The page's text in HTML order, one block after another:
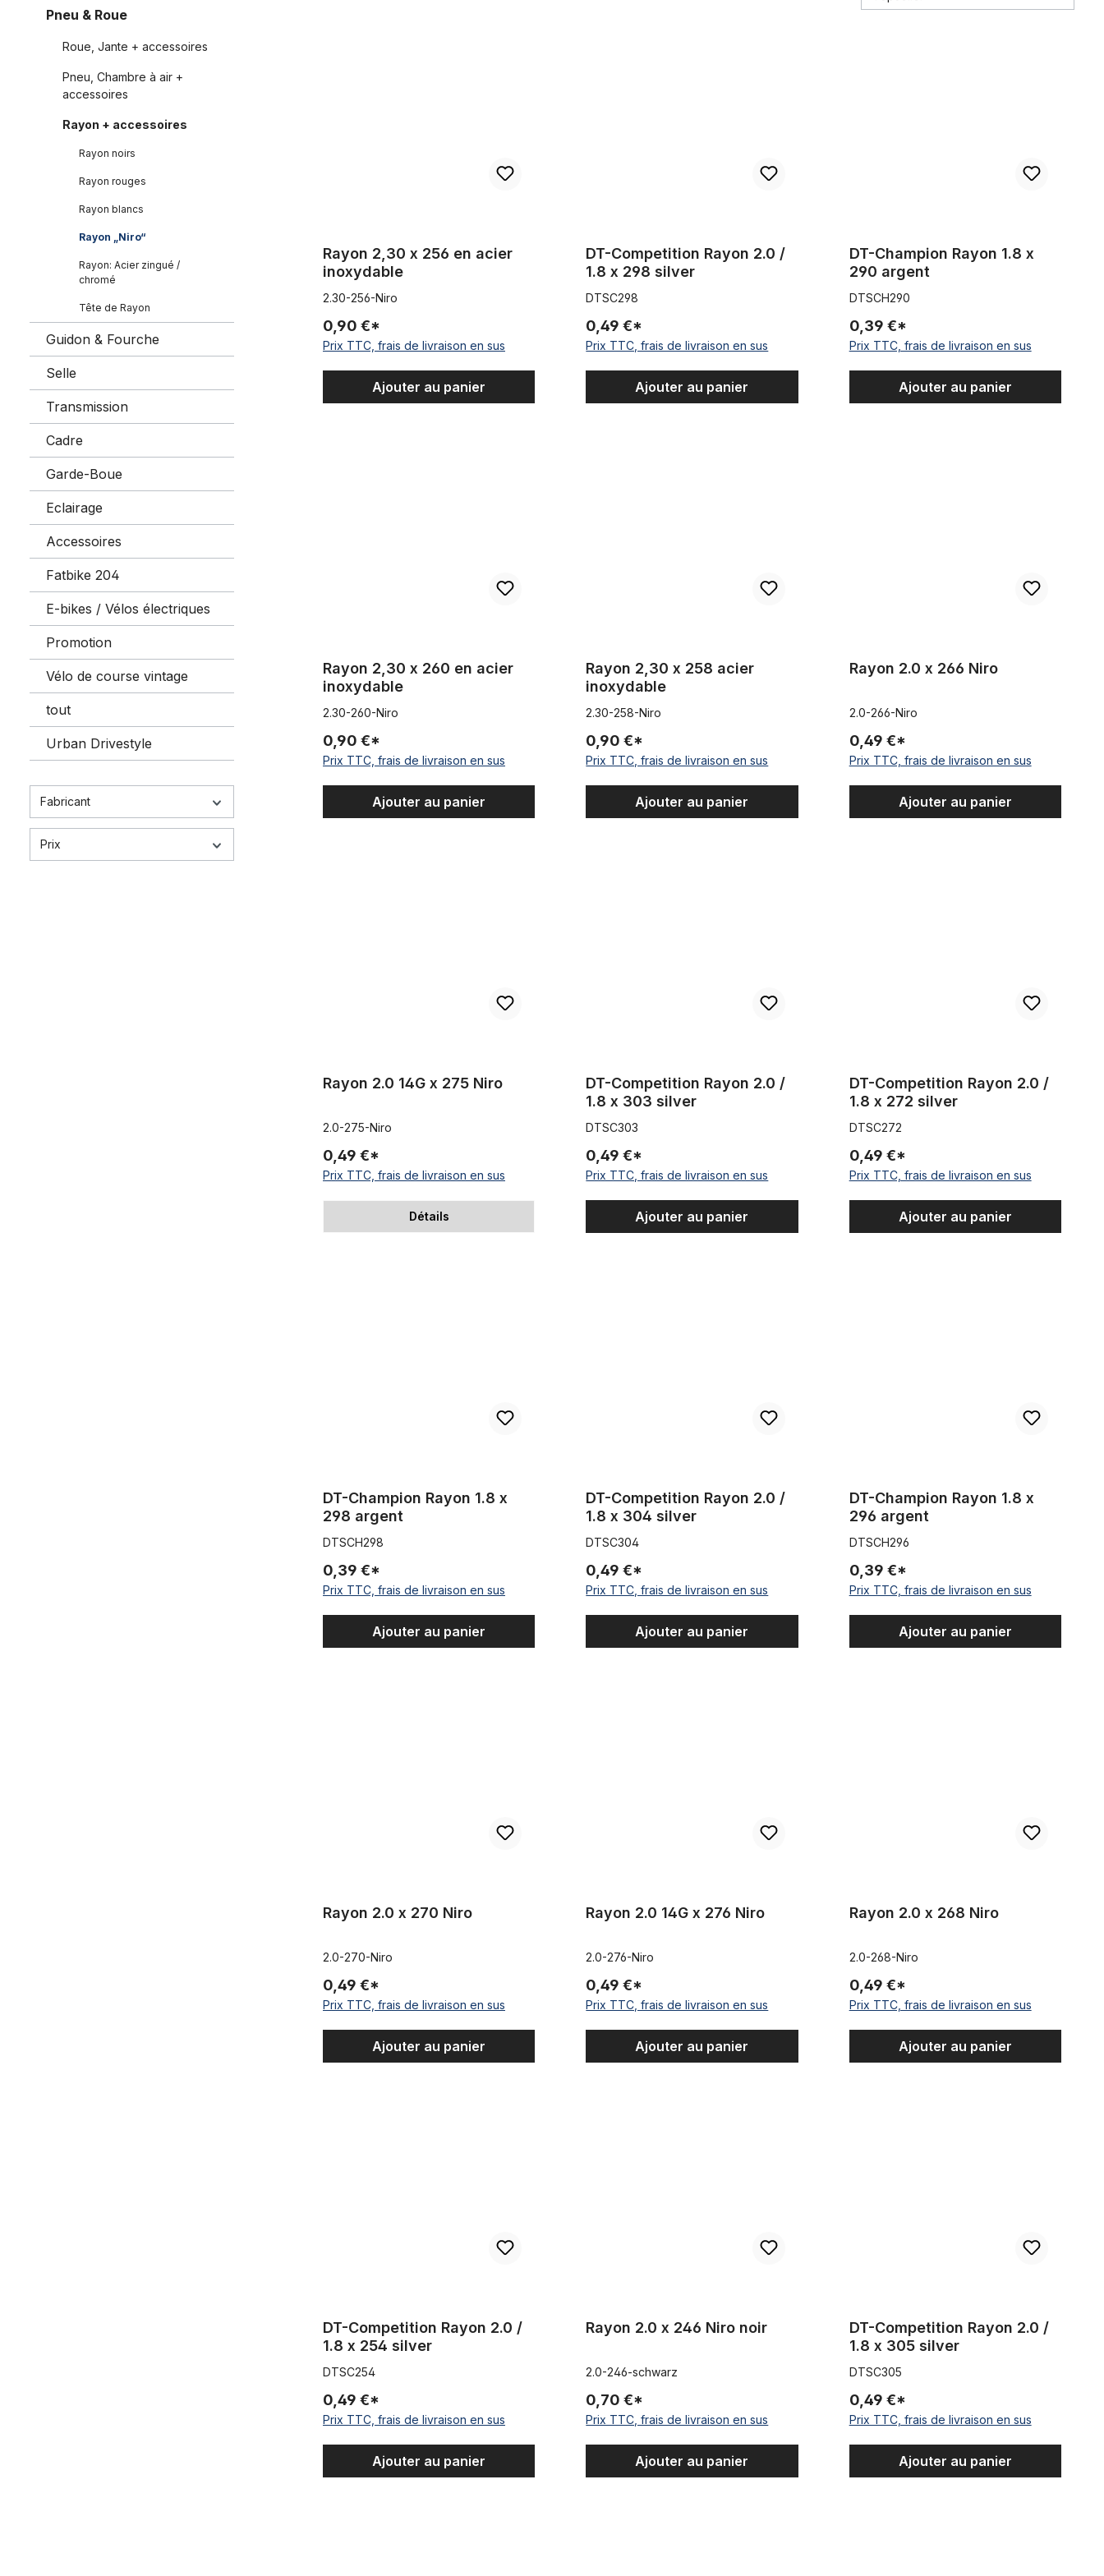
Pneu & Roue
Roue, Jante + accessoires
Pneu, Chambre à air +
accessoires
Rayon + accessoires
Rayon noirs
Rayon rouges
Rayon blancs
Rayon „Niro“
Rayon: Acier zingué /
chromé
Tête de Rayon
Guidon & Fourche
Selle
Transmission
Cadre
Garde-Boue
Eclairage
Accessoires
Fatbike 204
E-bikes / Vélos électriques
Promotion
Vélo de course vintage
tout
Urban Drivestyle
Fabricant
Prix
Rayon 2,30 x 256 en acier
inoxydable
2.30-256-Niro
0,90 €*
Prix TTC, frais de livraison en sus
Ajouter au panier
DT-Competition Rayon 2.0 /
1.8 x 298 silver
DTSC298
0,49 €*
Prix TTC, frais de livraison en sus
Ajouter au panier
DT-Champion Rayon 1.8 x
290 argent
DTSCH290
0,39 €*
Prix TTC, frais de livraison en sus
Ajouter au panier
Rayon 2,30 x 260 en acier
inoxydable
2.30-260-Niro
0,90 €*
Prix TTC, frais de livraison en sus
Ajouter au panier
Rayon 2,30 x 258 acier
inoxydable
2.30-258-Niro
0,90 €*
Prix TTC, frais de livraison en sus
Ajouter au panier
Rayon 2.0 x 266 Niro
2.0-266-Niro
0,49 €*
Prix TTC, frais de livraison en sus
Ajouter au panier
Rayon 2.0 14G x 275 Niro
2.0-275-Niro
0,49 €*
Prix TTC, frais de livraison en sus
Détails
DT-Competition Rayon 2.0 /
1.8 x 303 silver
DTSC303
0,49 €*
Prix TTC, frais de livraison en sus
Ajouter au panier
DT-Competition Rayon 2.0 /
1.8 x 272 silver
DTSC272
0,49 €*
Prix TTC, frais de livraison en sus
Ajouter au panier
DT-Champion Rayon 1.8 x
298 argent
DTSCH298
0,39 €*
Prix TTC, frais de livraison en sus
Ajouter au panier
DT-Competition Rayon 2.0 /
1.8 x 304 silver
DTSC304
0,49 €*
Prix TTC, frais de livraison en sus
Ajouter au panier
DT-Champion Rayon 1.8 x
296 argent
DTSCH296
0,39 €*
Prix TTC, frais de livraison en sus
Ajouter au panier
Rayon 2.0 x 270 Niro
2.0-270-Niro
0,49 €*
Prix TTC, frais de livraison en sus
Ajouter au panier
Rayon 2.0 14G x 276 Niro
2.0-276-Niro
0,49 €*
Prix TTC, frais de livraison en sus
Ajouter au panier
Rayon 2.0 x 268 Niro
2.0-268-Niro
0,49 €*
Prix TTC, frais de livraison en sus
Ajouter au panier
DT-Competition Rayon 2.0 /
1.8 x 254 silver
DTSC254
0,49 €*
Prix TTC, frais de livraison en sus
Ajouter au panier
Rayon 2.0 x 246 Niro noir
2.0-246-schwarz
0,70 €*
Prix TTC, frais de livraison en sus
Ajouter au panier
DT-Competition Rayon 2.0 /
1.8 x 305 silver
DTSC305
0,49 €*
Prix TTC, frais de livraison en sus
Ajouter au panier